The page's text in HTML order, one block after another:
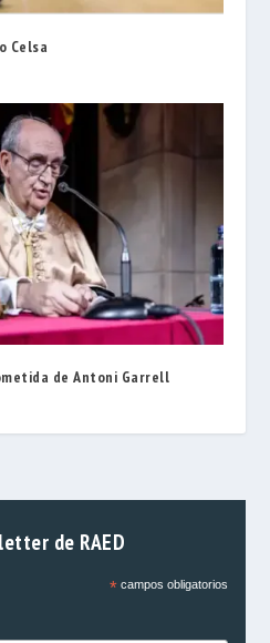
Celsa
de Antoni Garrell
de RAED
*campos obligatorios